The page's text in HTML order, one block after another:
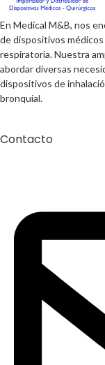
En Medical M&B, nos
de dispositivos
respiratoria. Nuestra
abordar diversas
dispositivos de
bronquial.
Contacto